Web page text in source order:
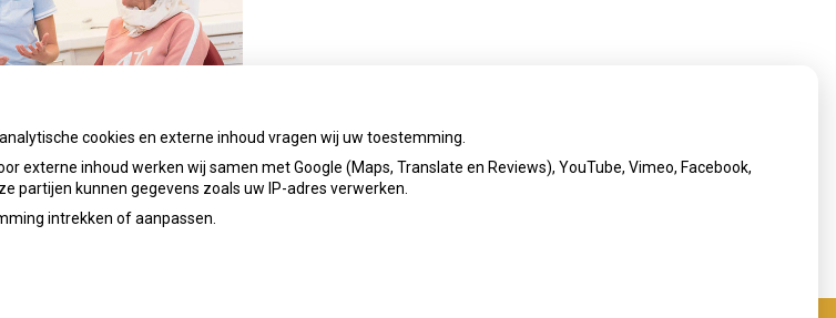
cookies en externe inhoud vragen wij uw toestemming.
externe inhoud werken wij samen met Google (Maps, Translate en Reviews), YouTube, Vimeo, Facebook,
partijen kunnen gegevens zoals uw IP-adres verwerken.
intrekken of aanpassen.